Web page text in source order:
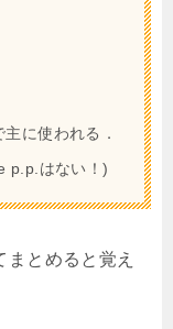
に使われる．
p.p.はない！)
とめると覚え